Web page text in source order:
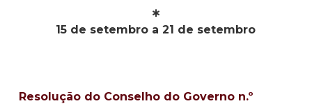
∗
15 de setembro a 21 de setembro
Resolução do Conselho do Governo n.º